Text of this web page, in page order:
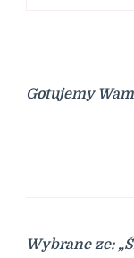
Gotujemy
Wybrane ze: